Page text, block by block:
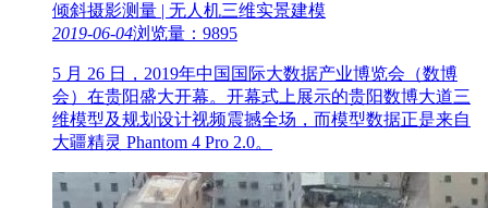
倾斜摄影测量 | 无人机三维实景建模
2019-06-04浏览量：9895
5 月 26 日，2019年中国国际大数据产业博览会（数博
会）在贵阳盛大开幕。开幕式上展示的贵阳数博大道三
维模型及规划设计视频震撼全场，而模型数据正是来自
大疆精灵 Phantom 4 Pro 2.0。